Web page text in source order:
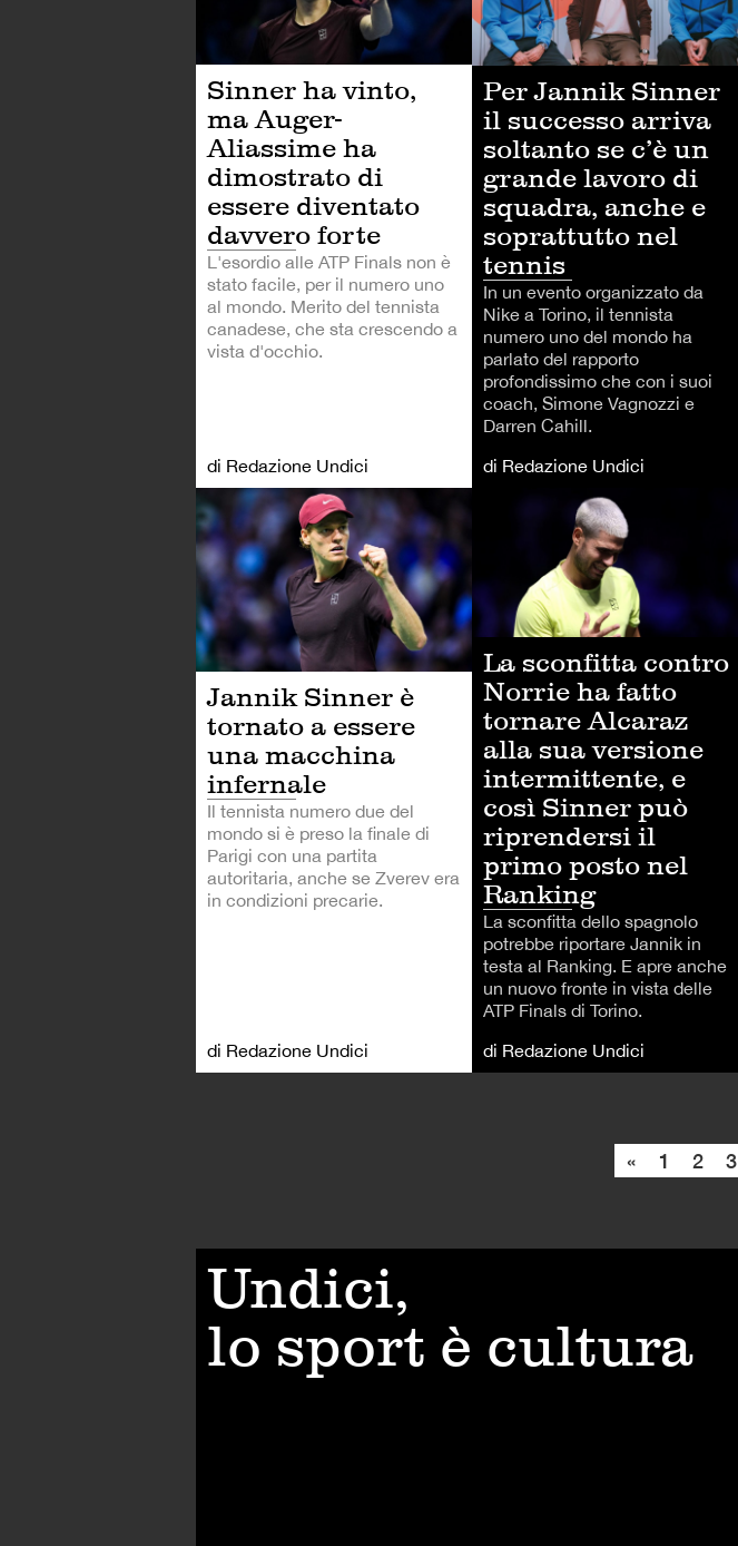
Sinner ha vinto,
ma Auger-
Aliassime ha
dimostrato di
essere diventato
davvero forte
L'esordio alle ATP Finals non è
stato facile, per il numero uno
al mondo. Merito del tennista
canadese, che sta crescendo a
vista d'occhio.
di Redazione Undici
Per Jannik Sinner
il successo arriva
soltanto se c’è un
grande lavoro di
squadra, anche e
soprattutto nel
tennis
In un evento organizzato da
Nike a Torino, il tennista
numero uno del mondo ha
parlato del rapporto
profondissimo che con i suoi
coach, Simone Vagnozzi e
Darren Cahill.
di Redazione Undici
Jannik Sinner è
tornato a essere
una macchina
infernale
Il tennista numero due del
mondo si è preso la finale di
Parigi con una partita
autoritaria, anche se Zverev era
in condizioni precarie.
di Redazione Undici
La sconfitta contro
Norrie ha fatto
tornare Alcaraz
alla sua versione
intermittente, e
così Sinner può
riprendersi il
primo posto nel
Ranking
La sconfitta dello spagnolo
potrebbe riportare Jannik in
testa al Ranking. E apre anche
un nuovo fronte in vista delle
ATP Finals di Torino.
di Redazione Undici
« 1 2 3
Undici,
lo sport è cultura